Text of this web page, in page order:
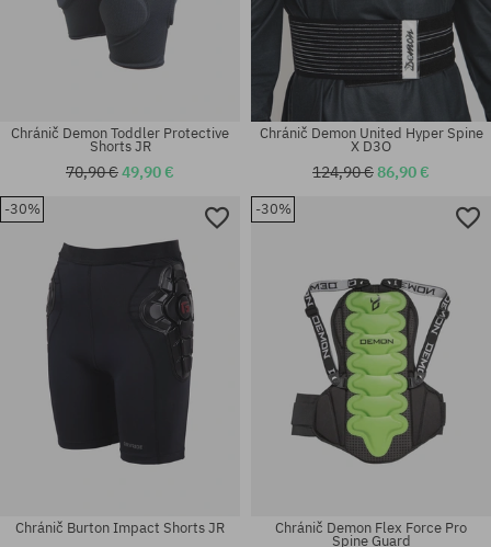
Chránič Demon Toddler Protective
Shorts JR
70,90 €49,90 €
Chránič Demon United Hyper Spine
X D3O
124,90 €86,90 €
-30%
Chránič Burton Impact Shorts JR
-30%
Chránič Demon Flex Force Pro
Spine Guard